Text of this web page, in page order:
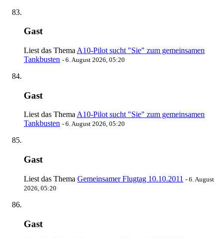
Gast
Liest das Thema A10-Pilot sucht "Sie" zum gemeinsamen
Tankbusten - 6. August 2026, 05:20
Gast
Liest das Thema A10-Pilot sucht "Sie" zum gemeinsamen
Tankbusten - 6. August 2026, 05:20
Gast
Liest das Thema Gemeinsamer Flugtag 10.10.2011 - 6. August
2026, 05:20
Gast